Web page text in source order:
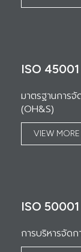
ISO 45001
มาตรฐานการ
(OH&S)
VIEW MORE
ISO 50001
การบริหารจัด